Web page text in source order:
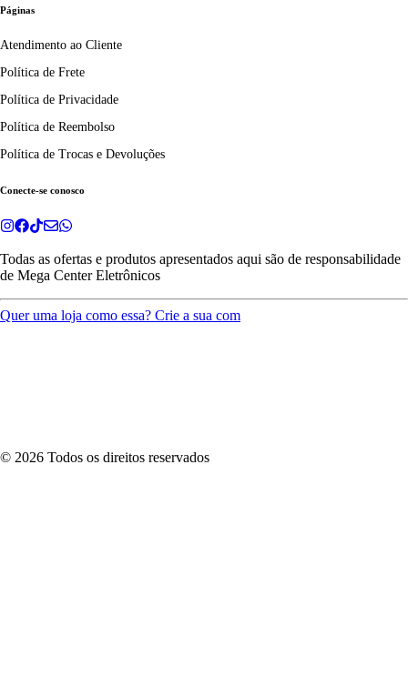
Páginas
Atendimento ao Cliente
Política de Frete
Política de Privacidade
Política de Reembolso
Política de Trocas e Devoluções
Conecte-se conosco
Todas as ofertas e produtos apresentados aqui são de responsabilidade
de Mega Center Eletrônicos
Quer uma loja como essa? Crie a sua com
© 2026 Todos os direitos reservados